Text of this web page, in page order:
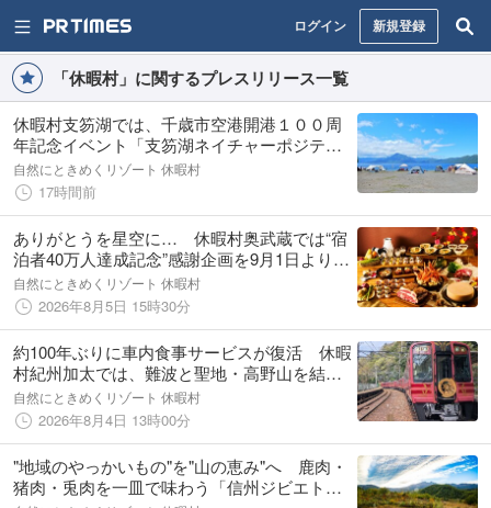
ログイン 新規登録
「休暇村」に関するプレスリリース一覧
休暇村支笏湖では、千歳市空港開港１００周
年記念イベント「支笏湖ネイチャーポジティ
ブアクション＠モラップキャンプ場」を８月
１９日に開催
自然にときめくリゾート 休暇村
17時間前
ありがとうを星空に… 休暇村奥武蔵では“宿
泊者40万人達成記念”感謝企画を9月1日より実
施 ～星の命名権が当たる抽選や新キャラグ
ッズプレゼント、特別宿泊プランが登場～
自然にときめくリゾート 休暇村
2026年8月5日 15時30分
約100年ぶりに車内食事サービスが復活 休暇
村紀州加太では、難波と聖地・高野山を結ぶ
南海電鉄の新観光列車「GRAN天空」で行く2
泊3日のバスツアーを実施
自然にときめくリゾート 休暇村
2026年8月4日 13時00分
"地域のやっかいもの"を"山の恵み"へ 鹿肉・
猪肉・兎肉を一皿で味わう「信州ジビエトリ